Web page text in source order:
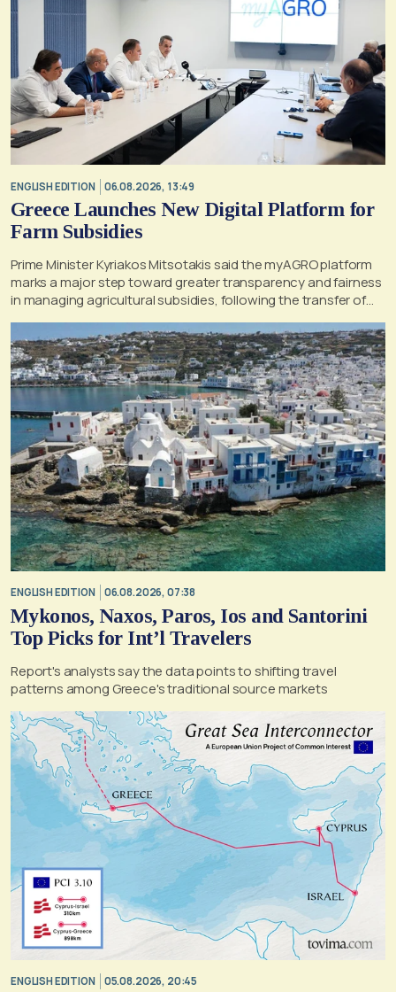
ENGLISH EDITION 06.08.2026, 13:49
Greece Launches New Digital Platform for
Farm Subsidies
Prime Minister Kyriakos Mitsotakis said the myAGRO platform
marks a major step toward greater transparency and fairness
in managing agricultural subsidies, following the transfer of
ENGLISH EDITION 06.08.2026, 07:38
Mykonos, Naxos, Paros, Ios and Santorini
Top Picks for Int’l Travelers
Report's analysts say the data points to shifting travel
patterns among Greece's traditional source markets
ENGLISH EDITION 05.08.2026, 20:45